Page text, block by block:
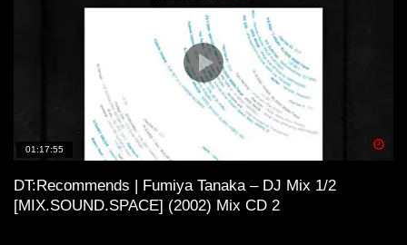
01:17:55
DT:Recommends | Fumiya Tanaka – DJ Mix 1/2
[MIX.SOUND.SPACE] (2002) Mix CD 2